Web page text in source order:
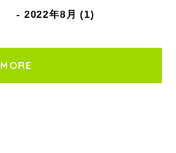
2022年8月 (1)
MORE